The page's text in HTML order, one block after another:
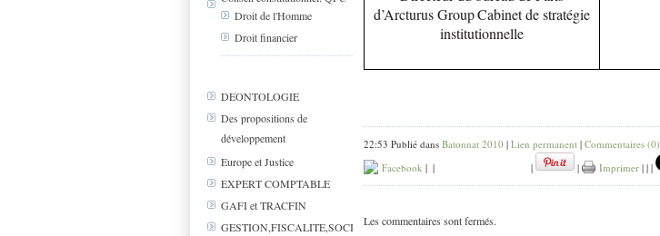
Droit de l'Homme
Droit financier
DEONTOLOGIE
Des propositions de
développement
Europe et Justice
EXPERT COMPTABLE
GAFI et TRACFIN
GESTION,FISCALITE,SOCIAL
d’Arcturus GroupCabinet de stratégie
institutionnelle
22:53 Publié dans Batonnat 2010 | Lien permanent | Commentaires (0)
Facebook | | | | Imprimer | | |
Les commentaires sont fermés.